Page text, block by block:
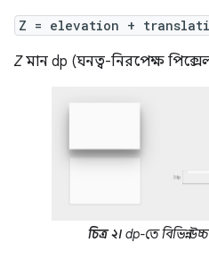
Z = elevation +
Zমান dp (ঘনত্ব-নিরপেক্ষ
চিত্র ২।dp-তে বিভিন্ন